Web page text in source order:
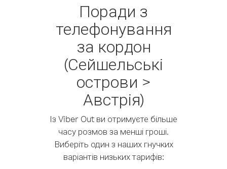
Поради з
телефонування
за кордон
(Сейшельські
острови >
Австрія)
Із Viber Out ви отримуєте більше
часу розмов за менші гроші.
Виберіть один з наших гнучких
варіантів низьких тарифів: